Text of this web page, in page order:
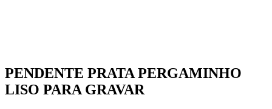
PENDENTE PRATA PERGAMINHO
LISO PARA GRAVAR